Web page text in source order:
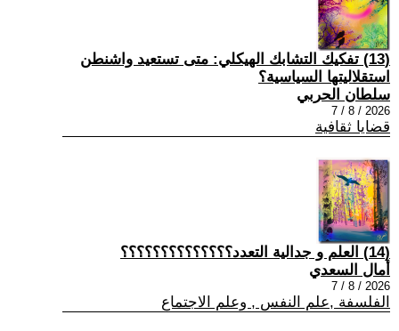
(13) تفكيك التشابك الهيكلي: متى تستعيد واشنطن
استقلاليتها السياسية؟
سلطان الحربي
2026 / 8 / 7
قضايا ثقافية
(14) العلم و جدالية التعدد؟؟؟؟؟؟؟؟؟؟؟؟؟؟
أمال السعدي
2026 / 8 / 7
الفلسفة ,علم النفس , وعلم الاجتماع